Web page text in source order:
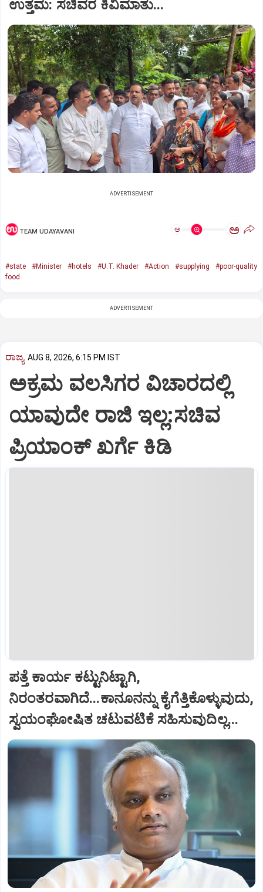
ಉತ್ತಮ: ಸಚಿವರ ಕಿವಿಮಾತು...
ADVERTISEMENT
TEAM UDAYAVANI ಅ ಅ
#state #Minister #hotels #U.T. Khader #Action #supplying
#poor-quality
food
ADVERTISEMENT
ರಾಜ್ಯ AUG 8, 2026, 6:15 PM IST
ಅಕ್ರಮ ವಲಸಿಗರ ವಿಚಾರದಲ್ಲಿ
ಯಾವುದೇ ರಾಜಿ ಇಲ್ಲ:ಸಚಿವ
ಪ್ರಿಯಾಂಕ್ ಖರ್ಗೆ ಕಿಡಿ
ಪತ್ತೆ ಕಾರ್ಯ ಕಟ್ಟುನಿಟ್ಟಾಗಿ,
ನಿರಂತರವಾಗಿದೆ...ಕಾನೂನನ್ನು ಕೈಗೆತ್ತಿಕೊಳ್ಳುವುದು,
ಸ್ವಯಂಘೋಷಿತ ಚಟುವಟಿಕೆ ಸಹಿಸುವುದಿಲ್ಲ...